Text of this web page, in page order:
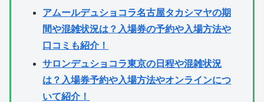
アムールデュショコラ名古屋タカシマヤの期
間や混雑状況は？入場券の予約や入場方法や
口コミも紹介！
サロンデュショコラ東京の日程や混雑状況
は？入場券予約や入場方法やオンラインにつ
いて紹介！